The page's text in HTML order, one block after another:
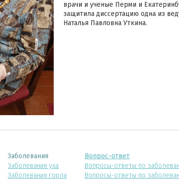
врачи и ученые Перми и
защитила диссертацию одна из
Наталья Павловна Уткина.
Заболевания
Заболевания уха
Заболевания горла
Вопрос-ответ
Вопросы-ответы по
Вопросы-ответы по